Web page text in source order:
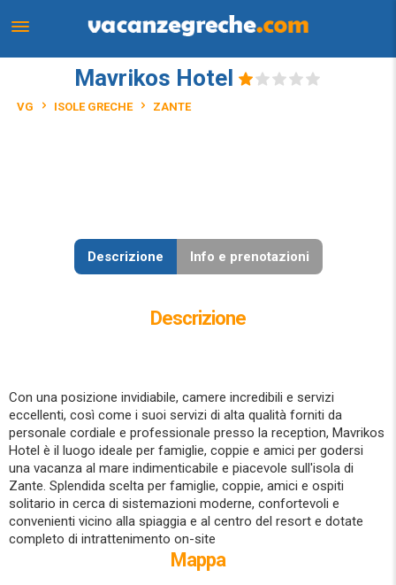
Mavrikos Hotel
VG ISOLE GRECHE ZANTE
Descrizione Info e prenotazioni
Descrizione
Con una posizione invidiabile, camere incredibili e servizi
eccellenti, così come i suoi servizi di alta qualità forniti da
personale cordiale e professionale presso la reception, Mavrikos
Hotel è il luogo ideale per famiglie, coppie e amici per godersi
una vacanza al mare indimenticabile e piacevole sull'isola di
Zante. Splendida scelta per famiglie, coppie, amici e ospiti
solitario in cerca di sistemazioni moderne, confortevoli e
convenienti vicino alla spiaggia e al centro del resort e dotate
completo di intrattenimento on-site
Mappa